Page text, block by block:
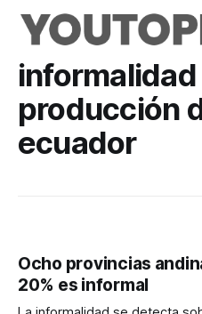
informalidad
producción
ecuador
Ocho provincias
20% es informal